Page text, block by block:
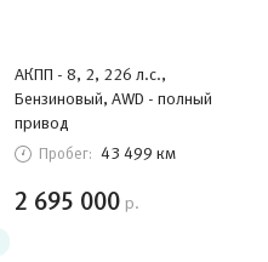
АКПП - 8, 2, 226 л.с.,
Бензиновый, AWD - полный
привод
Пробег: 43 499 км
2 695 000 р.